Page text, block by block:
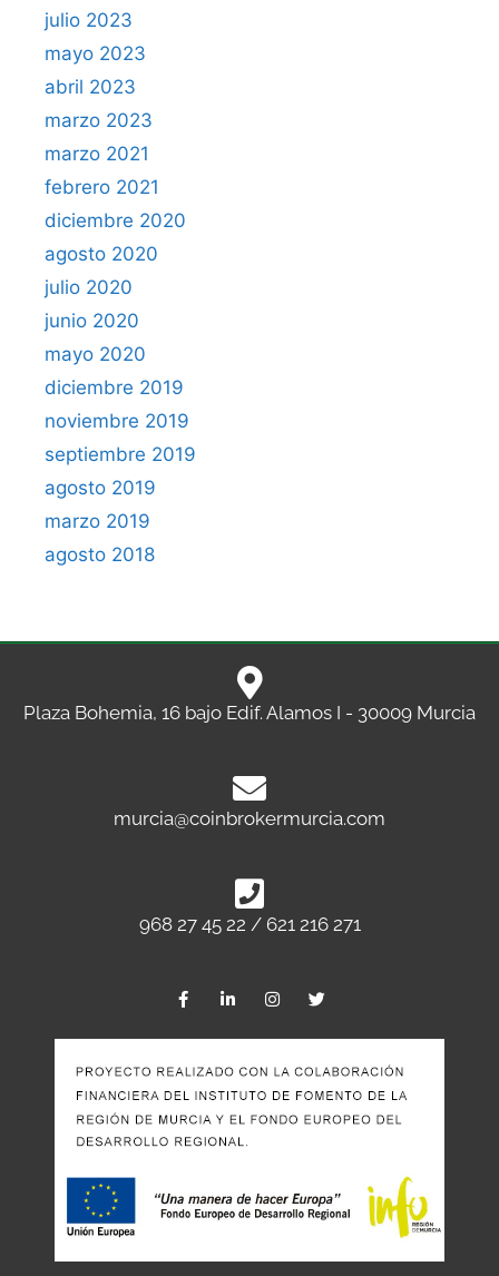
julio 2023
mayo 2023
abril 2023
marzo 2023
marzo 2021
febrero 2021
diciembre 2020
agosto 2020
julio 2020
junio 2020
mayo 2020
diciembre 2019
noviembre 2019
septiembre 2019
agosto 2019
marzo 2019
agosto 2018
Plaza Bohemia, 16 bajo Edif. Alamos I - 30009 Murcia
murcia@coinbrokermurcia.com
968 27 45 22 / 621 216 271